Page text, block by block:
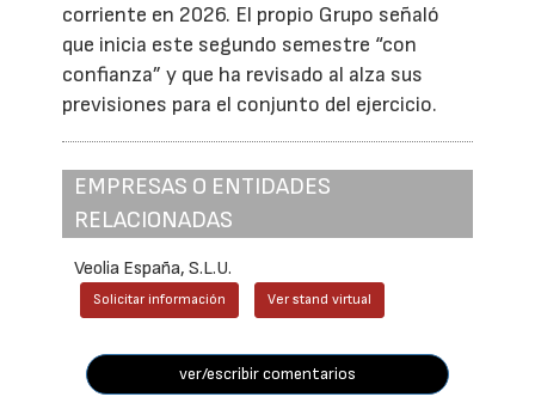
corriente en 2026. El propio Grupo señaló
que inicia este segundo semestre “con
confianza” y que ha revisado al alza sus
previsiones para el conjunto del ejercicio.
EMPRESAS O ENTIDADES
RELACIONADAS
Veolia España, S.L.U.
Solicitar información Ver stand virtual
ver/escribir comentarios